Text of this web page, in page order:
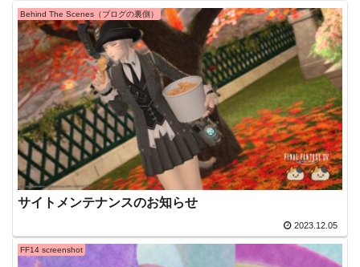
Behind The Scenes（ブログの裏側）
サイトメンテナンスのお知らせ
2023.12.05
FF14 screenshot